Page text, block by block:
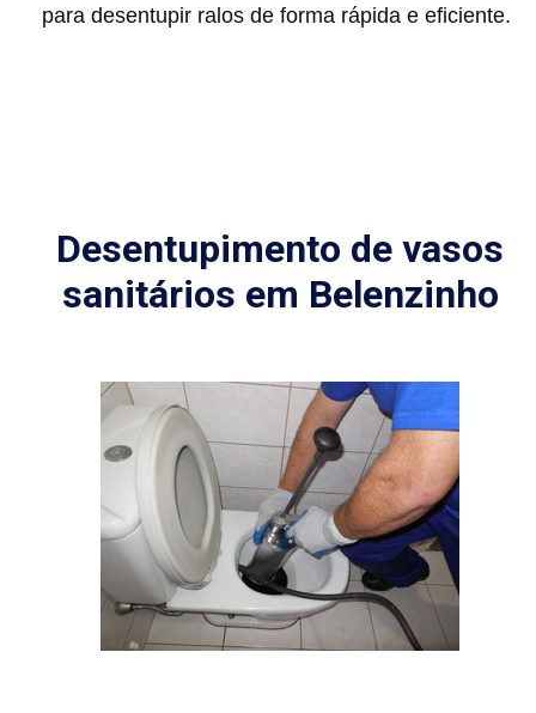
para desentupir ralos de forma rápida e eficiente.
Desentupimento de vasos
sanitários em Belenzinho